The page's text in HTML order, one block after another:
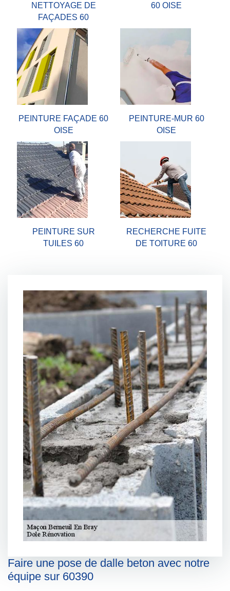
NETTOYAGE DE
FAÇADES 60
60 OISE
PEINTURE FAÇADE 60
OISE
PEINTURE-MUR 60
OISE
PEINTURE SUR
TUILES 60
RECHERCHE FUITE
DE TOITURE 60
Faire une pose de dalle beton avec notre
équipe sur 60390